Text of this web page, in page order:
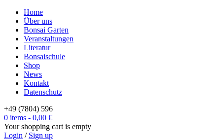
Home
Über uns
Bonsai Garten
Veranstaltungen
Literatur
Bonsaischule
Shop
News
Kontakt
Datenschutz
+49 (7804) 596
0 items - 0,00 €
Your shopping cart is empty
Login / Sign up